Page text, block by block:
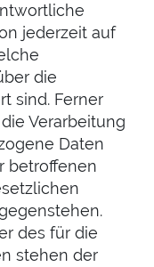
jederzeit auf
die
sind. Ferner
Verarbeitung
Daten
betroffenen
des für die
stehen der